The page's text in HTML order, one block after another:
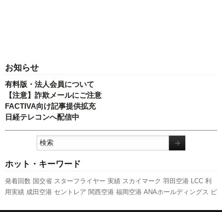
お知らせ
有料版・法人会員について
【注意】詐欺メールにご注意
FACTIVA向け記事提供拡充
日経テレコンへ配信中
ホット・キーワード
発着回数 国交省 スターフライヤー 実績 スカイマーク 羽田空港 LCC 利
用実績 成田空港 セントレア 関西空港 福岡空港 ANAホールディングス ピ